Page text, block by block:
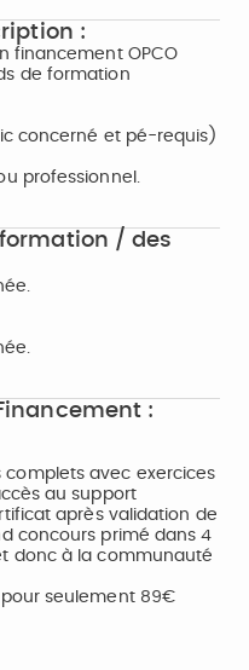
:
financement OPCO
de formation
concerné et pé-requis)
professionnel.
/ des
:
complets avec exercices
au support
après validation de
concours primé dans 4
donc à la communauté
pour seulement 89€